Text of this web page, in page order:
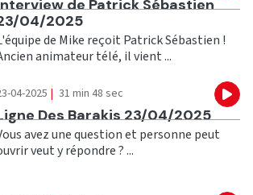
de Patrick Sébastien
04/2025
de Mike reçoit Patrick Sébastien !
animateur télé, il vient ...
04-2025 | 31 min 48 sec
Des Barakis 23/04/2025
avez une question et personne peut
veut y répondre ? ...